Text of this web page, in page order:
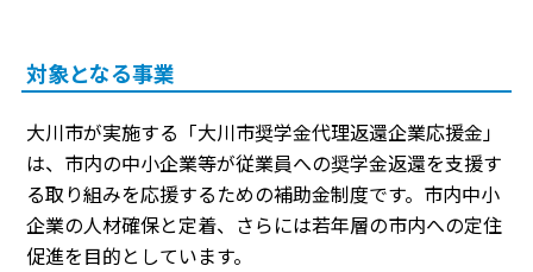
対象となる事業
大川市が実施する「大川市奨学金代理返還企業応援金」
は、市内の中小企業等が従業員への奨学金返還を支援す
る取り組みを応援するための補助金制度です。市内中小
企業の人材確保と定着、さらには若年層の市内への定住
促進を目的としています。